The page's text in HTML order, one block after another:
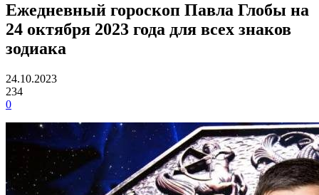
Ежедневный гороскоп Павла Глобы на
24 октября 2023 года для всех знаков
зодиака
24.10.2023
234
0